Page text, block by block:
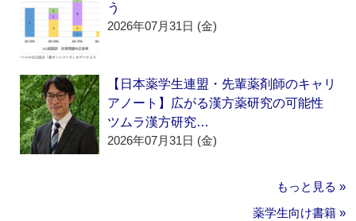
う
2026年07月31日 (金)
【日本薬学生連盟・先輩薬剤師のキャリ
アノート】広がる漢方薬研究の可能性
ツムラ漢方研究…
2026年07月31日 (金)
もっと見る »
薬学生向け書籍 »